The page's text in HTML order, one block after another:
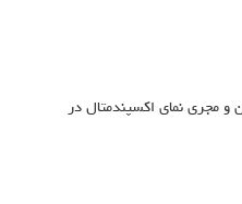
و مجری نمای اکسپندمتال در